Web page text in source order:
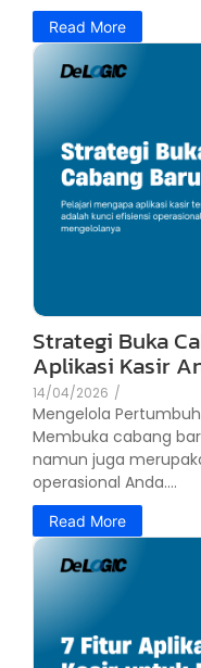
Read More
Strategi Buka
Aplikasi Kasir
14/04/2026 /
Mengelola
Membuka cabang
namun juga
operasional Anda....
Read More